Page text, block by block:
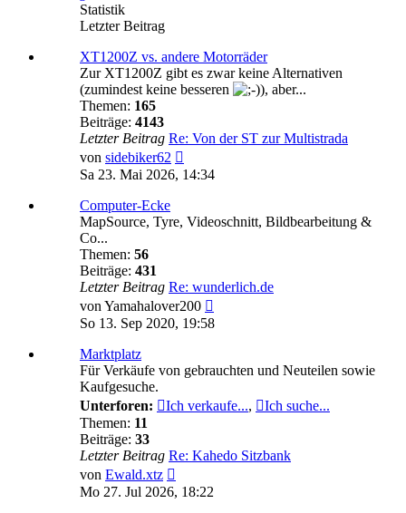
Statistik
Letzter Beitrag
XT1200Z vs. andere Motorräder
Zur XT1200Z gibt es zwar keine Alternativen
(zumindest keine besseren
), aber...
Themen: 165
Beiträge: 4143
Letzter Beitrag Re: Von der ST zur Multistrada
von sidebiker62
Beitrag
Sa 23. Mai 2026, 14:34
Computer-Ecke
MapSource, Tyre, Videoschnitt, Bildbearbeitung &
Co...
Themen: 56
Beiträge: 431
Letzter Beitrag Re: wunderlich.de
von Yamahalover200
Beitrag
So 13. Sep 2020, 19:58
Marktplatz
Für Verkäufe von gebrauchten und Neuteilen sowie
Kaufgesuche.
Unterforen:
Ich verkaufe...,
Ich suche...
Themen: 11
Beiträge: 33
Letzter Beitrag Re: Kahedo Sitzbank
von Ewald.xtz
Beitrag
Mo 27. Jul 2026, 18:22